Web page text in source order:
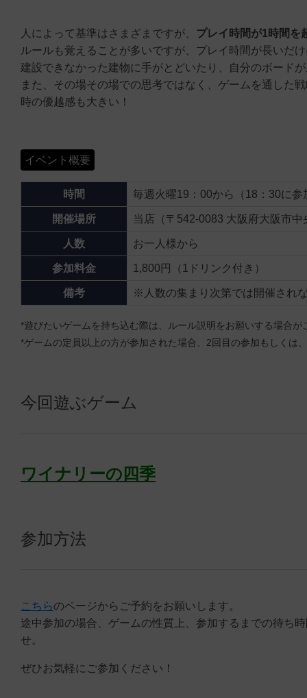
人によって基準はさまざまですが、 プレイ時間が1時間を
ルールも覚えることが多いですが、プレイ時間が長いだ
建設できなかった建物に手がとどいたり、自分のボード
また、その場その場での思考ではなく、ゲームを通した
時の優越感も大きい！
イベント概要
時間 毎週火曜19：00から（18：30に
開催場所 当店（〒542-0083 大阪府大阪市
人数 お一人様から
参加料金 1,800円（1ドリンク付き）
備考 ※人数の集まり次第では開催され
*遊びたいゲームを持ち込む際は、ルール説明をお願いする場合
*ゲームの定員以上の方が参加された場合、2回目の参加もしくは
今回遊ぶゲーム
ワイナリーの四季
参加方法
こちらのページからご予約をお願いします。
途中参加の場合、ゲームの性質上、参加するまでの待ち
せ。
ぜひお気軽にご参加ください！